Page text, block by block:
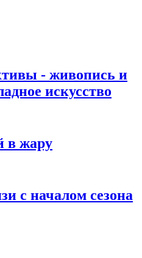
- живопись и
искусство
в жару
с началом сезона